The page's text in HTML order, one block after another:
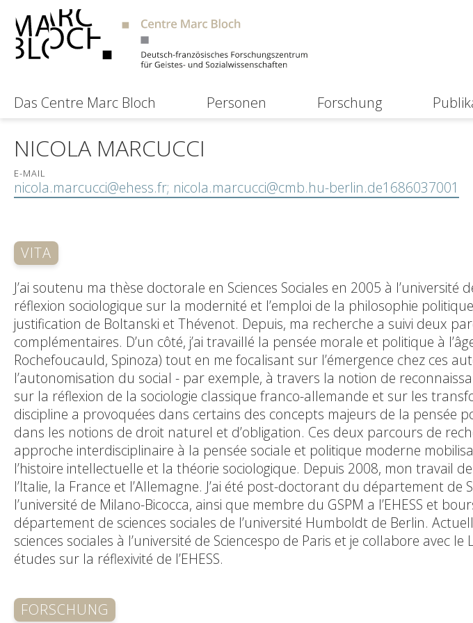
Das Centre Marc Bloch Personen Forschung
NICOLA MARCUCCI
E-MAIL
nicola.marcucci@ehess.fr; nicola.marcucci@cmb.hu-berlin.de1686037001
VITA
J’ai soutenu ma thèse doctorale en Sciences Sociales en 2005 à l’université
réflexion sociologique sur la modernité et l’emploi de la philosophie
justification de Boltanski et Thévenot. Depuis, ma recherche a suivi deux
complémentaires. D’un côté, j’ai travaillé la pensée morale et politique à
Rochefoucauld, Spinoza) tout en me focalisant sur l’émergence chez ces
l’autonomisation du social - par exemple, à travers la notion de
sur la réflexion de la sociologie classique franco-allemande et sur les
discipline a provoquées dans certains des concepts majeurs de la pensée
dans les notions de droit naturel et d’obligation. Ces deux parcours de
approche interdisciplinaire à la pensée sociale et politique moderne
l’histoire intellectuelle et la théorie sociologique. Depuis 2008, mon travail
l’Italie, la France et l’Allemagne. J’ai été post-doctorant du département de
l’université de Milano-Bicocca, ainsi que membre du GSPM a l’EHESS et
département de sciences sociales de l’université Humboldt de Berlin.
sciences sociales à l’université de Sciencespo de Paris et je collabore avec
études sur la réflexivité de l’EHESS.
FORSCHUNG